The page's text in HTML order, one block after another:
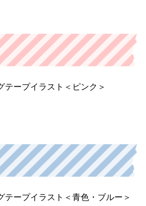
テープイラスト＜ピンク＞
テープイラスト＜青色・ブルー＞